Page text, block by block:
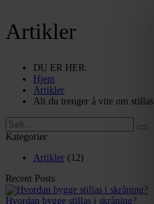
Artikler
DU ER HER:
Hjem
Artikler
Alt du trenger å vite om stillas
Kategorier
Artikler (12)
Recent Posts
Hvordan bygge stillas i skråning?